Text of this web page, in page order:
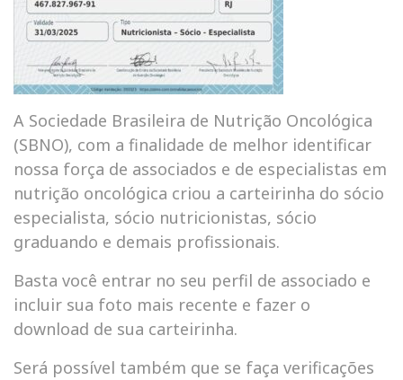
A Sociedade Brasileira de Nutrição Oncológica
(SBNO), com a finalidade de melhor identificar
nossa força de associados e de especialistas em
nutrição oncológica criou a carteirinha do sócio
especialista, sócio nutricionistas, sócio
graduando e demais profissionais.
Basta você entrar no seu perfil de associado e
incluir sua foto mais recente e fazer o
download de sua carteirinha.
Será possível também que se faça verificações